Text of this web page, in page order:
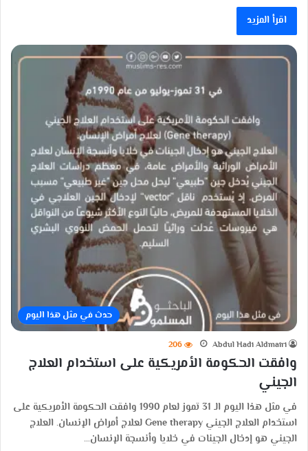
اقرأ المزيد
حدث في مثل هذا اليوم
Abdul Hadi Aldmairi
206
وافقت الحكومة الأمريكية على استخدام العلاج
الجيني
في مثل هذا اليوم الـ 31 تموز لعام 1990 وافقت الحكومة الأمريكية على
استخدام العلاج الجيني Gene therapy لعلاج أمراض الإنسان. العلاج
الجيني هو إدخال الجينات في خلايا وأنسجة الإنسان…